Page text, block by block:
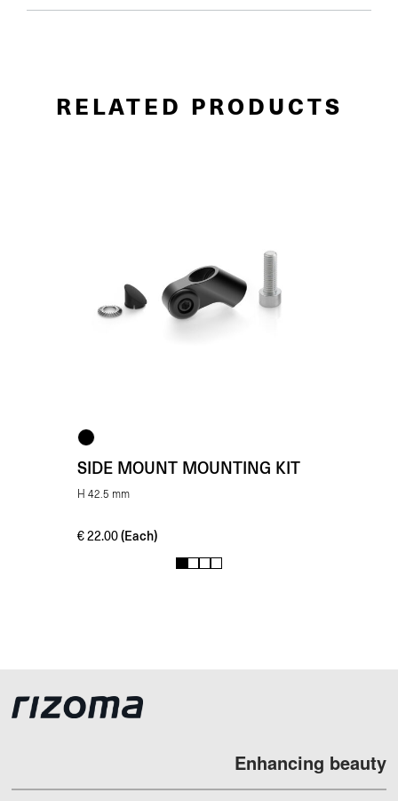
RELATED PRODUCTS
SIDE MOUNT MOUNTING KIT
H 42.5 mm
€22.00 (Each)
1 2 3 4
Enhancing beauty